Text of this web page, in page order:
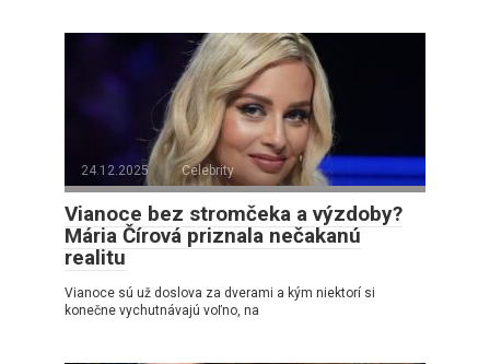
24.12.2025 Celebrity
Vianoce bez stromčeka a výzdoby?
Mária Čírová priznala nečakanú
realitu
Vianoce sú už doslova za dverami a kým niektorí si
konečne vychutnávajú voľno, na